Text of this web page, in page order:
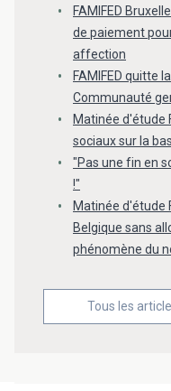
FAMIFED
de paiement
affection
FAMIFED quitte
Communauté
Matinée d'étude
sociaux sur la
"Pas une fin en
!"
Matinée d'étude
Belgique sans
phénomène du
Tous les